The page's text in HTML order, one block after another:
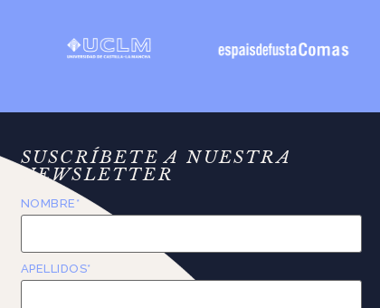
SUSCRÍBETE A NUESTRA
NEWSLETTER
NOMBRE*
APELLIDOS*